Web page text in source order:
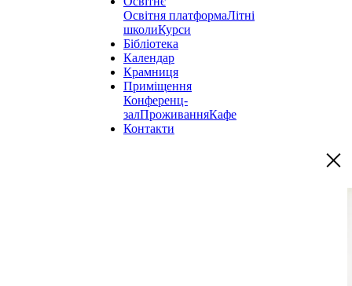
Освітня платформаЛітні
школиКурси
Бібліотека
Календар
Крамниця
Приміщення
Конференц-
залПроживанняКафе
Контакти